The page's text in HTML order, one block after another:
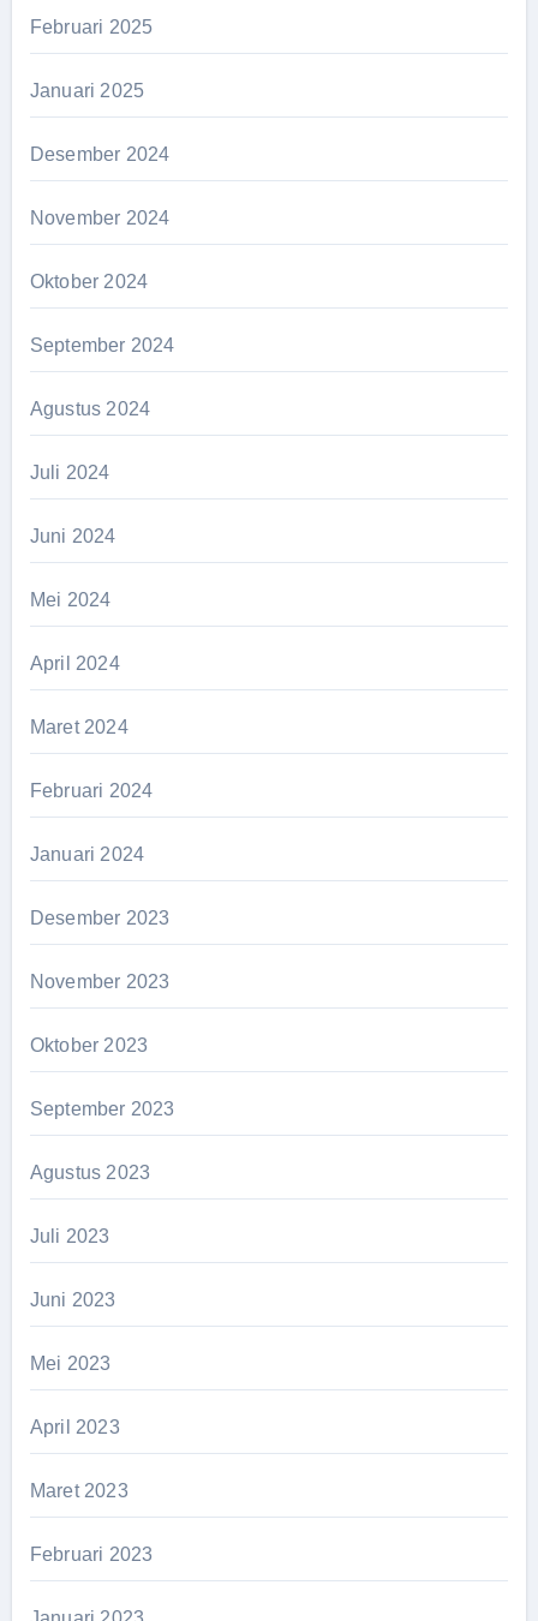
Februari 2025
Januari 2025
Desember 2024
November 2024
Oktober 2024
September 2024
Agustus 2024
Juli 2024
Juni 2024
Mei 2024
April 2024
Maret 2024
Februari 2024
Januari 2024
Desember 2023
November 2023
Oktober 2023
September 2023
Agustus 2023
Juli 2023
Juni 2023
Mei 2023
April 2023
Maret 2023
Februari 2023